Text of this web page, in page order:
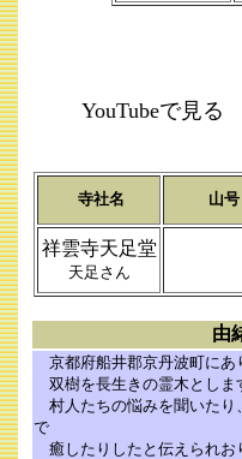
YouTubeで見
寺社名 山号
祥雲寺天足堂
天足さん
由
京都府船井郡京丹波町にあ
双樹を長生きの霊木としま
村人たちの悩みを聞いたり
で
癒したりしたと伝えられお